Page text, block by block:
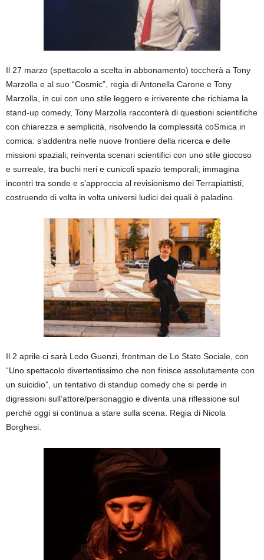
Il 27 marzo (spettacolo a scelta in abbonamento) toccherà a Tony
Marzolla e al suo “Cosmic”, regia di Antonella Carone e Tony
Marzolla, in cui con uno stile leggero e irriverente che richiama la
stand-up comedy, Tony Marzolla racconterà di questioni scientifiche
con chiarezza e semplicità, risolvendo la complessità coSmica in
comica: s’addentra nelle nuove frontiere della ricerca e delle
missioni spaziali; reinventa scenari scientifici con uno stile giocoso
e surreale, tra buchi neri e cunicoli spazio temporali; immagina
incontri tra sonde e s’approccia al revisionismo dei Terrapiattisti,
costruendo di volta in volta universi ludici dei quali è paladino.
Il 2 aprile ci sarà Lodo Guenzi, frontman de Lo Stato Sociale, con
“Uno spettacolo divertentissimo che non finisce assolutamente con
un suicidio”, un tentativo di standup comedy che si perde in
digressioni sull’attore/personaggio e diventa una riflessione sul
perché oggi si continua a stare sulla scena. Regia di Nicola
Borghesi.